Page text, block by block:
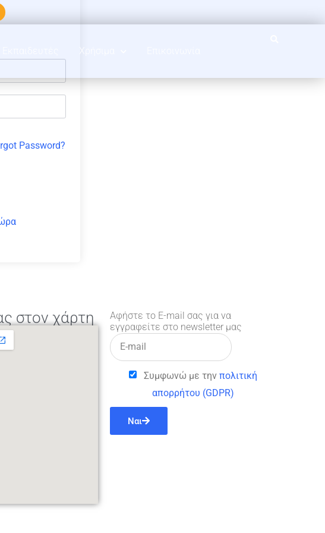
Χρήσιμα
Password?
στον χάρτη
Αφήστε το E-mail σας για να
εγγραφείτε στο newsletter μας
Συμφωνώ με την πολιτική
απορρήτου (GDPR)
Ναι